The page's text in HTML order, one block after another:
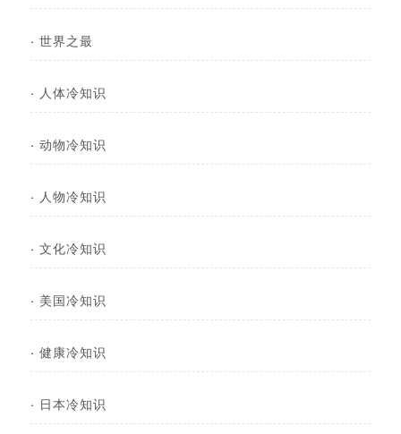
· 世界之最
· 人体冷知识
· 动物冷知识
· 人物冷知识
· 文化冷知识
· 美国冷知识
· 健康冷知识
· 日本冷知识